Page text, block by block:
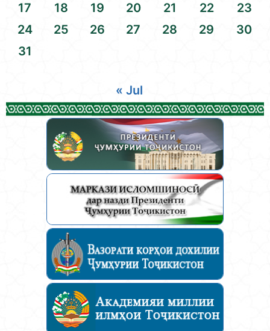
17
18 19 20 21 22
23
24
25 26 27 28 29
30
31
« Jul